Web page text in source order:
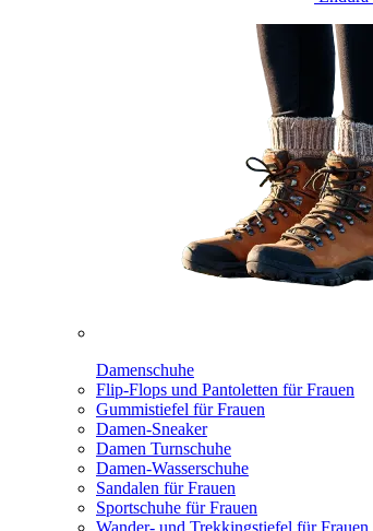
Damenschuhe
Flip-Flops und Pantoletten für Frauen
Gummistiefel für Frauen
Damen-Sneaker
Damen Turnschuhe
Damen-Wasserschuhe
Sandalen für Frauen
Sportschuhe für Frauen
Wander- und Trekkingstiefel für Frauen